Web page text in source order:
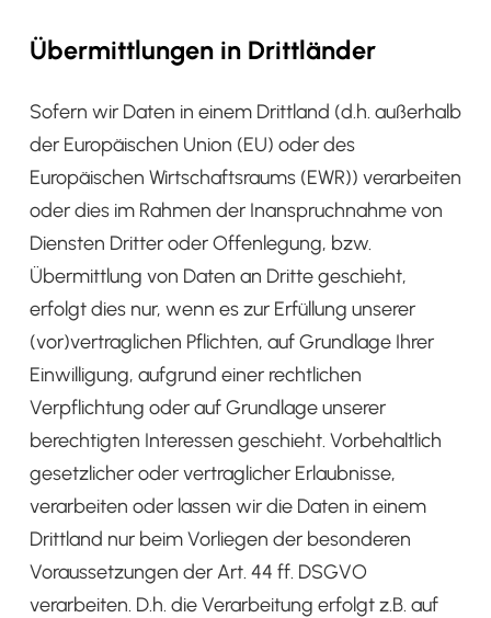
Übermittlungen in Drittländer
Sofern wir Daten in einem Drittland (d.h. außerhalb
der Europäischen Union (EU) oder des
Europäischen Wirtschaftsraums (EWR)) verarbeiten
oder dies im Rahmen der Inanspruchnahme von
Diensten Dritter oder Offenlegung, bzw.
Übermittlung von Daten an Dritte geschieht,
erfolgt dies nur, wenn es zur Erfüllung unserer
(vor)vertraglichen Pflichten, auf Grundlage Ihrer
Einwilligung, aufgrund einer rechtlichen
Verpflichtung oder auf Grundlage unserer
berechtigten Interessen geschieht. Vorbehaltlich
gesetzlicher oder vertraglicher Erlaubnisse,
verarbeiten oder lassen wir die Daten in einem
Drittland nur beim Vorliegen der besonderen
Voraussetzungen der Art. 44 ff. DSGVO
verarbeiten. D.h. die Verarbeitung erfolgt z.B. auf